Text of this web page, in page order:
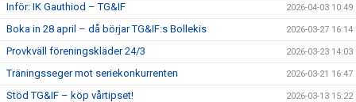
Inför: IK Gauthiod – TG&IF 2026-04-03 10:49
Boka in 28 april – då börjar TG&IF:s Bollekis 2026-03-27 16:14
Provkväll föreningskläder 24/3 2026-03-23 14:03
Träningsseger mot seriekonkurrenten 2026-03-21 16:47
Stöd TG&IF – köp vårtipset! 2026-03-13 15:22